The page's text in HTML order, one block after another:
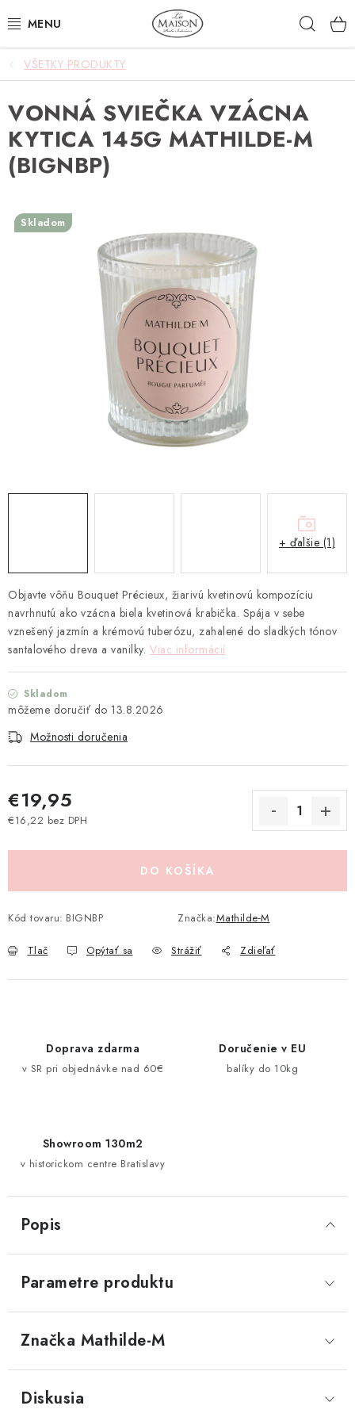
na
NOVINKY
AKCIA
ZÁHRADA
SVIETIDLÁ
ZNAČKY
Ako nakupovať Doprava a platba
Obchodné podmienky
Podmienky ochrany osobných údajov
Návod na údržbu nábytku
VŠETKY PRODUKTY
Objavte vôňu Bouquet Précieux, žiarivú kvetinovú kompozíciu
navrhnutú ako vzácna biela kvetinová krabička. Spája v sebe
vznešený jazmín a krémovú tuberózu, zahalené do sladkých tónov
santalového dreva a vanilky. Viac informácií
Skladom
13.8.2026
Možnosti doručenia
€19,95
€16,22 bez DPH
DO KOŠÍKA
Kód tovaru: BIGNBP Značka:Mathilde-M
Tlač Opýtať sa Strážiť Zdieľať
VONNÁ SVIEČKA VZÁCNA
KYTICA 145G MATHILDE-M
(BIGNBP)
Skladom
+ ďalšie (1)
Doprava zdarma
v SR pri objednávke nad 60€
Doručenie v EU
balíky do 10kg
Showroom 130m2
v historickom centre Bratislavy
Popis
Parametre produktu
Značka Mathilde-M
Diskusia